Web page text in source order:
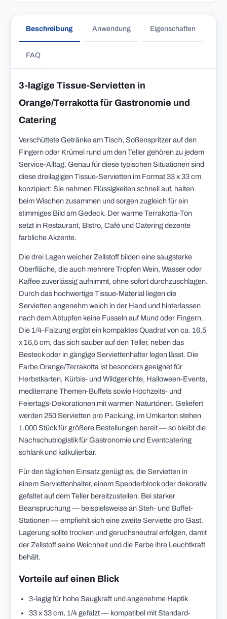
Beschreibung Anwendung Eigenschaften
FAQ
3-lagige Tissue-Servietten in
Orange/Terrakotta für Gastronomie und
Catering
Verschüttete Getränke am Tisch, Soßenspritzer auf den
Fingern oder Krümel rund um den Teller gehören zu jedem
Service-Alltag. Genau für diese typischen Situationen sind
diese dreilagigen Tissue-Servietten im Format 33 x 33 cm
konzipiert: Sie nehmen Flüssigkeiten schnell auf, halten
beim Wischen zusammen und sorgen zugleich für ein
stimmiges Bild am Gedeck. Der warme Terrakotta-Ton
setzt in Restaurant, Bistro, Café und Catering dezente
farbliche Akzente.
Die drei Lagen weicher Zellstoff bilden eine saugstarke
Oberfläche, die auch mehrere Tropfen Wein, Wasser oder
Kaffee zuverlässig aufnimmt, ohne sofort durchzuschlagen.
Durch das hochwertige Tissue-Material liegen die
Servietten angenehm weich in der Hand und hinterlassen
nach dem Abtupfen keine Fusseln auf Mund oder Fingern.
Die 1/4-Falzung ergibt ein kompaktes Quadrat von ca. 16,5
x 16,5 cm, das sich sauber auf den Teller, neben das
Besteck oder in gängige Serviettenhalter legen lässt. Die
Farbe Orange/Terrakotta ist besonders geeignet für
Herbstkarten, Kürbis- und Wildgerichte, Halloween-Events,
mediterrane Themen-Buffets sowie Hochzeits- und
Feiertags-Dekorationen mit warmen Naturtönen. Geliefert
werden 250 Servietten pro Packung, im Umkarton stehen
1.000 Stück für größere Bestellungen bereit — so bleibt die
Nachschublogistik für Gastronomie und Eventcatering
schlank und kalkulierbar.
Für den täglichen Einsatz genügt es, die Servietten in
einem Serviettenhalter, einem Spenderblock oder dekorativ
gefaltet auf dem Teller bereitzustellen. Bei starker
Beanspruchung — beispielsweise an Steh- und Buffet-
Stationen — empfiehlt sich eine zweite Serviette pro Gast.
Lagerung sollte trocken und geruchsneutral erfolgen, damit
der Zellstoff seine Weichheit und die Farbe ihre Leuchtkraft
behält.
Vorteile auf einen Blick
3-lagig für hohe Saugkraft und angenehme Haptik
33 x 33 cm, 1/4 gefalzt — kompatibel mit Standard-